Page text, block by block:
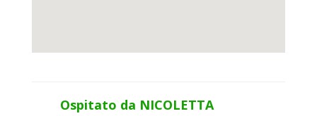
Ospitato da NICOLETTA